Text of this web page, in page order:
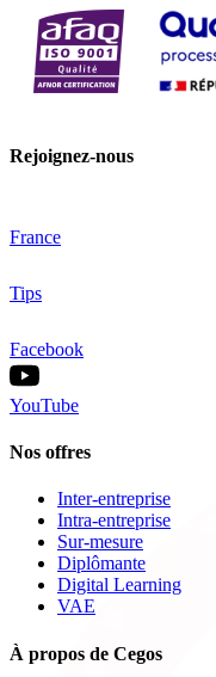
Rejoignez-nous
France
Tips
Facebook
YouTube
Nos offres
Inter-entreprise
Intra-entreprise
Sur-mesure
Diplômante
Digital Learning
VAE
À propos de Cegos